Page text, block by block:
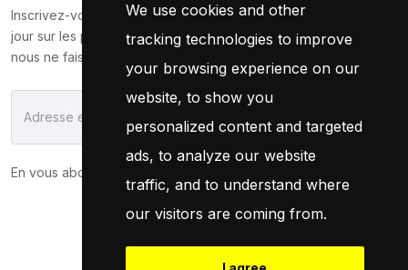
We use cookies and other
tracking technologies to improve
your browsing experience on our
website, to show you
personalized content and targeted
ads, to analyze our website
traffic, and to understand where
our visitors are coming from.
Inscrivez-vous maintenant pour recevoir les dernières mises à
jour sur les promotions et les coupons. Ne vous inquiétez pas,
nous ne faisons pas de spam !
S'Abonner
En vous abonnant, vous acceptez notre